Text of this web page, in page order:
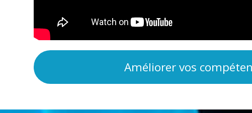
Améliorer vos